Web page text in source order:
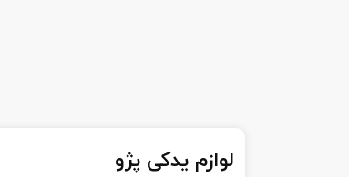
لوازم یدکی پژو